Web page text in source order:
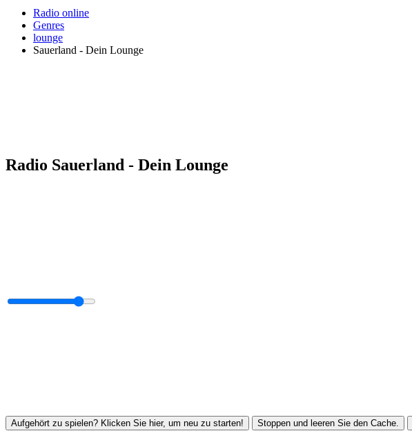
Radio online
Genres
lounge
Sauerland - Dein Lounge
Radio Sauerland - Dein Lounge
Aufgehört zu spielen? Klicken Sie hier, um neu zu starten! Stoppen und leeren Sie den Cache.